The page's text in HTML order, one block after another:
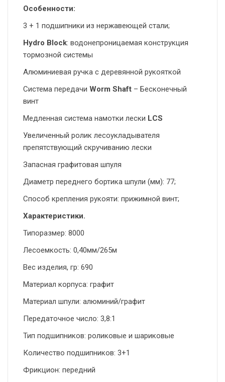
Особенности:
3 + 1 подшипники из нержавеющей стали;
Hydro Block: водонепроницаемая конструкция
тормозной системы
Алюминиевая ручка с деревянной рукояткой
Система передачи Worm Shaft – Бесконечный
винт
Медленная система намотки лески LCS
Увеличенный ролик лесоукладывателя
препятствующий скручиванию лески
Запасная графитовая шпуля
Диаметр переднего бортика шпули (мм): 77;
Способ крепления рукояти: прижимной винт;
Характеристики.
Типоразмер: 8000
Лесоемкость: 0,40мм/265м
Вес изделия, гр: 690
Материал корпуса: графит
Материал шпули: алюминий/графит
Передаточное число: 3,8:1
Тип подшипников: роликовые и шариковые
Количество подшипников: 3+1
Фрикцион: передний